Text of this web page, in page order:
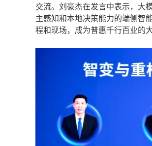
交流。刘豪杰在发言中表示，大
主感知和本地决策能力的端侧智
程和现场，成为普惠千行百业的